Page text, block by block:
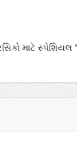
માટે સ્પેશિયલ